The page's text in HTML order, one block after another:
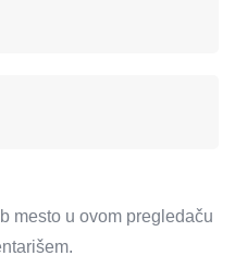
mesto u ovom pregledaču